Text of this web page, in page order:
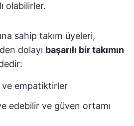
olabilirler.
sahip takım üyeleri,
dolayı başarılı bir takımın
empatiktirler
edebilir ve güven ortamı